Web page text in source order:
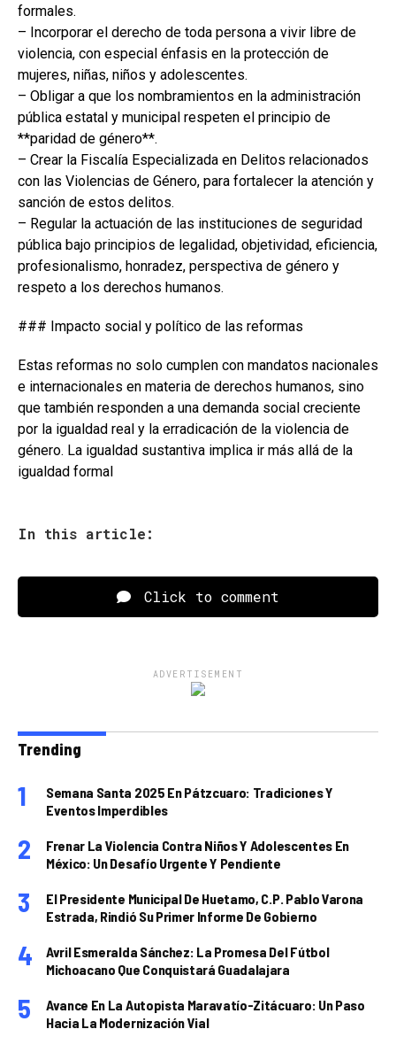
formales.
– Incorporar el derecho de toda persona a vivir libre de
violencia, con especial énfasis en la protección de
mujeres, niñas, niños y adolescentes.
– Obligar a que los nombramientos en la administración
pública estatal y municipal respeten el principio de
**paridad de género**.
– Crear la Fiscalía Especializada en Delitos relacionados
con las Violencias de Género, para fortalecer la atención y
sanción de estos delitos.
– Regular la actuación de las instituciones de seguridad
pública bajo principios de legalidad, objetividad, eficiencia,
profesionalismo, honradez, perspectiva de género y
respeto a los derechos humanos.
### Impacto social y político de las reformas
Estas reformas no solo cumplen con mandatos nacionales
e internacionales en materia de derechos humanos, sino
que también responden a una demanda social creciente
por la igualdad real y la erradicación de la violencia de
género. La igualdad sustantiva implica ir más allá de la
igualdad formal
In this article:
Click to comment
ADVERTISEMENT
Trending
Semana Santa 2025 En Pátzcuaro: Tradiciones Y
Eventos Imperdibles
Frenar La Violencia Contra Niños Y Adolescentes En
México: Un Desafío Urgente Y Pendiente
El Presidente Municipal De Huetamo, C.P. Pablo Varona
Estrada, Rindió Su Primer Informe De Gobierno
Avril Esmeralda Sánchez: La Promesa Del Fútbol
Michoacano Que Conquistará Guadalajara
Avance En La Autopista Maravatío-Zitácuaro: Un Paso
Hacia La Modernización Vial